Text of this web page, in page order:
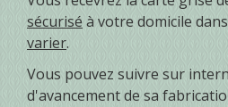
sécurisé à votre domicile dans
varier.
Vous pouvez suivre sur
d'avancement de sa